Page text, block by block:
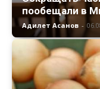
пообещали в
Адилет Асанов -